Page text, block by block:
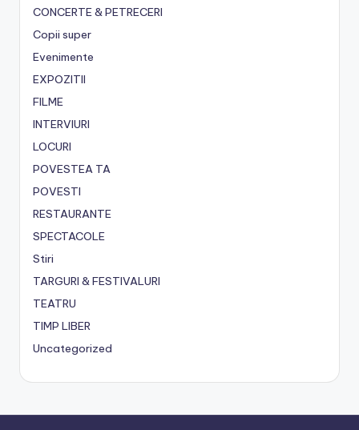
CONCERTE & PETRECERI
Copii super
Evenimente
EXPOZITII
FILME
INTERVIURI
LOCURI
POVESTEA TA
POVESTI
RESTAURANTE
SPECTACOLE
Stiri
TARGURI & FESTIVALURI
TEATRU
TIMP LIBER
Uncategorized